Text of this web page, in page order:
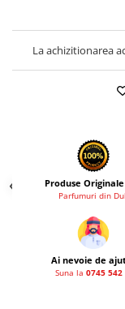
La achizitionarea
Produse Originale
Parfumuri din
Ai nevoie de
Suna la 0745 542